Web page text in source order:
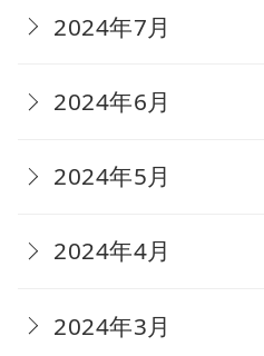
2024年7月
2024年6月
2024年5月
2024年4月
2024年3月